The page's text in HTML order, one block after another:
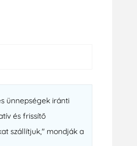
ünnepségek iránti
és frissítő
szállítjuk," mondják a